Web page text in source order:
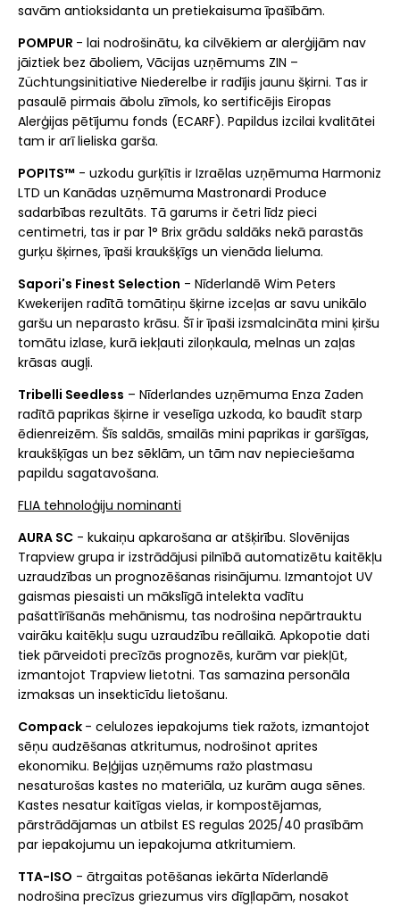
savām antioksidanta un pretiekaisuma īpašībām.
POMPUR - lai nodrošinātu, ka cilvēkiem ar alerģijām nav
jāiztiek bez āboliem, Vācijas uzņēmums ZIN –
Züchtungsinitiative Niederelbe ir radījis jaunu šķirni. Tas ir
pasaulē pirmais ābolu zīmols, ko sertificējis Eiropas
Alerģijas pētījumu fonds (ECARF). Papildus izcilai kvalitātei
tam ir arī lieliska garša.
POPITS™ - uzkodu gurķītis ir Izraēlas uzņēmuma Harmoniz
LTD un Kanādas uzņēmuma Mastronardi Produce
sadarbības rezultāts. Tā garums ir četri līdz pieci
centimetri, tas ir par 1° Brix grādu saldāks nekā parastās
gurķu šķirnes, īpaši kraukšķīgs un vienāda lieluma.
Sapori's Finest Selection - Nīderlandē Wim Peters
Kwekerijen radītā tomātiņu šķirne izceļas ar savu unikālo
garšu un neparasto krāsu. Šī ir īpaši izsmalcināta mini ķiršu
tomātu izlase, kurā iekļauti ziloņkaula, melnas un zaļas
krāsas augļi.
Tribelli Seedless – Nīderlandes uzņēmuma Enza Zaden
radītā paprikas šķirne ir veselīga uzkoda, ko baudīt starp
ēdienreizēm. Šīs saldās, smailās mini paprikas ir garšīgas,
kraukšķīgas un bez sēklām, un tām nav nepieciešama
papildu sagatavošana.
FLIA tehnoloģiju nominanti
AURA SC - kukaiņu apkarošana ar atšķirību. Slovēnijas
Trapview grupa ir izstrādājusi pilnībā automatizētu kaitēkļu
uzraudzības un prognozēšanas risinājumu. Izmantojot UV
gaismas piesaisti un mākslīgā intelekta vadītu
pašattīrīšanās mehānismu, tas nodrošina nepārtrauktu
vairāku kaitēkļu sugu uzraudzību reāllaikā. Apkopotie dati
tiek pārveidoti precīzās prognozēs, kurām var piekļūt,
izmantojot Trapview lietotni. Tas samazina personāla
izmaksas un insekticīdu lietošanu.
Compack - celulozes iepakojums tiek ražots, izmantojot
sēņu audzēšanas atkritumus, nodrošinot aprites
ekonomiku. Beļģijas uzņēmums ražo plastmasu
nesaturošas kastes no materiāla, uz kurām auga sēnes.
Kastes nesatur kaitīgas vielas, ir kompostējamas,
pārstrādājamas un atbilst ES regulas 2025/40 prasībām
par iepakojumu un iepakojuma atkritumiem.
TTA-ISO - ātrgaitas potēšanas iekārta Nīderlandē
nodrošina precīzus griezumus virs dīgļlapām, nosakot